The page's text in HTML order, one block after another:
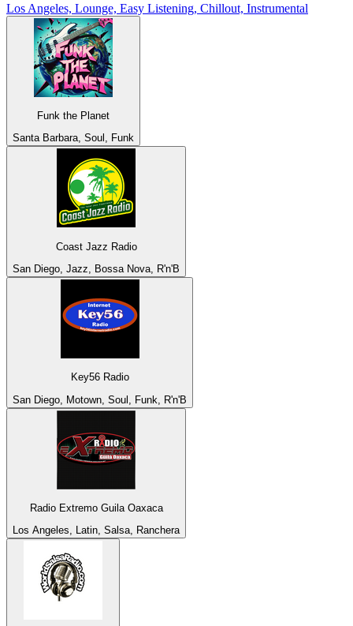
Los Angeles, Lounge, Easy Listening, Chillout, Instrumental
Funk the Planet
Santa Barbara, Soul, Funk
Coast Jazz Radio
San Diego, Jazz, Bossa Nova, R'n'B
Key56 Radio
San Diego, Motown, Soul, Funk, R'n'B
Radio Extremo Guila Oaxaca
Los Angeles, Latin, Salsa, Ranchera